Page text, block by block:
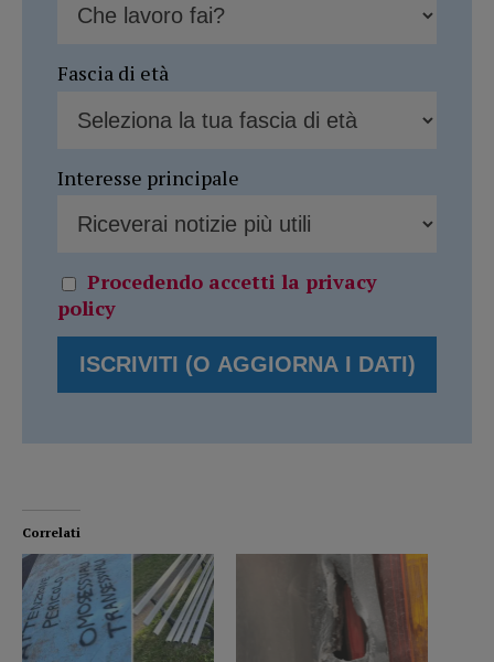
Fascia di età
Interesse principale
Procedendo accetti la privacy
policy
Correlati